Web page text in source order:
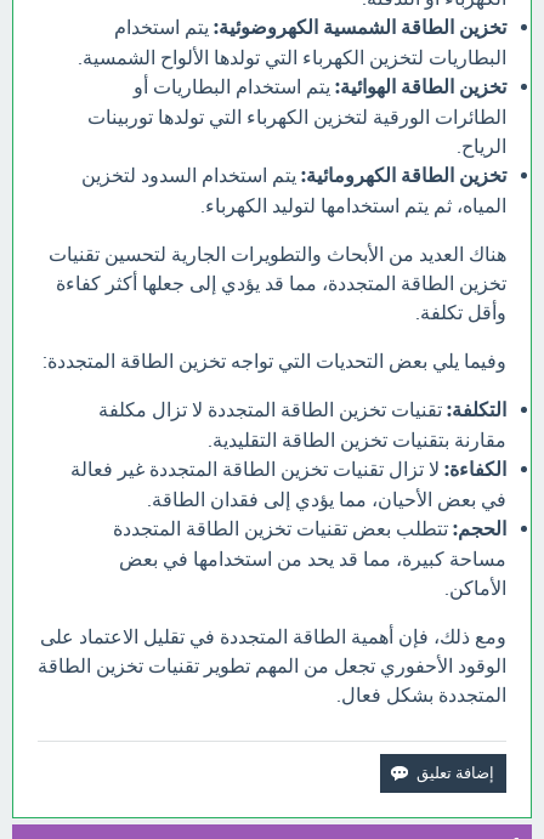
تخزين الطاقة الشمسية الكهروضوئية: يتم استخدام
البطاريات لتخزين الكهرباء التي تولدها الألواح الشمسية.
تخزين الطاقة الهوائية: يتم استخدام البطاريات أو
الطائرات الورقية لتخزين الكهرباء التي تولدها توربينات
الرياح.
تخزين الطاقة الكهرومائية: يتم استخدام السدود لتخزين
المياه، ثم يتم استخدامها لتوليد الكهرباء.
هناك العديد من الأبحاث والتطويرات الجارية لتحسين تقنيات
تخزين الطاقة المتجددة، مما قد يؤدي إلى جعلها أكثر كفاءة
وأقل تكلفة.
وفيما يلي بعض التحديات التي تواجه تخزين الطاقة المتجددة:
التكلفة: تقنيات تخزين الطاقة المتجددة لا تزال مكلفة
مقارنة بتقنيات تخزين الطاقة التقليدية.
الكفاءة: لا تزال تقنيات تخزين الطاقة المتجددة غير فعالة
في بعض الأحيان، مما يؤدي إلى فقدان الطاقة.
الحجم: تتطلب بعض تقنيات تخزين الطاقة المتجددة
مساحة كبيرة، مما قد يحد من استخدامها في بعض
الأماكن.
ومع ذلك، فإن أهمية الطاقة المتجددة في تقليل الاعتماد على
الوقود الأحفوري تجعل من المهم تطوير تقنيات تخزين الطاقة
المتجددة بشكل فعال.